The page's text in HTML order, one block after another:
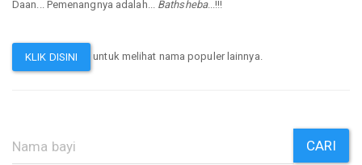
Daan... Pemenangnya adalah... Bathsheba...!!!
KLIK DISINI untuk melihat nama populer lainnya.
CARI